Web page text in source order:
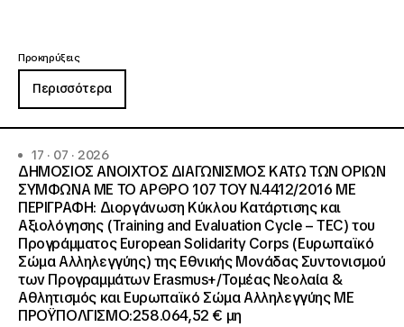
Προκηρύξεις
Περισσότερα
17 · 07 · 2026
ΔΗΜΟΣΙΟΣ ΑΝΟΙΧΤΟΣ ΔΙΑΓΩΝΙΣΜΟΣ ΚΑΤΩ ΤΩΝ ΟΡΙΩΝ
ΣΥΜΦΩΝΑ ΜΕ ΤΟ ΑΡΘΡΟ 107 ΤΟΥ Ν.4412/2016 ΜΕ
ΠΕΡΙΓΡΑΦΗ: Διοργάνωση Κύκλου Κατάρτισης και
Αξιολόγησης (Training and Evaluation Cycle – TEC) του
Προγράμματος European Solidarity Corps (Ευρωπαϊκό
Σώμα Αλληλεγγύης) της Εθνικής Μονάδας Συντονισμού
των Προγραμμάτων Erasmus+/Τομέας Νεολαία &
Αθλητισμός και Ευρωπαϊκό Σώμα Αλληλεγγύης ΜΕ
ΠΡΟΫΠΟΛΓΙΣΜΟ:258.064,52 € μη